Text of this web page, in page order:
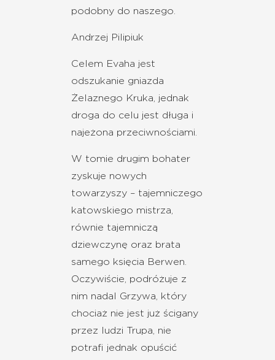
podobny do naszego.
Andrzej Pilipiuk
Celem Evaha jest
odszukanie gniazda
Żelaznego Kruka, jednak
droga do celu jest długa i
najeżona przeciwnościami.
W tomie drugim bohater
zyskuje nowych
towarzyszy – tajemniczego
katowskiego mistrza,
równie tajemniczą
dziewczynę oraz brata
samego księcia Berwen.
Oczywiście, podróżuje z
nim nadal Grzywa, który
chociaż nie jest już ścigany
przez ludzi Trupa, nie
potrafi jednak opuścić